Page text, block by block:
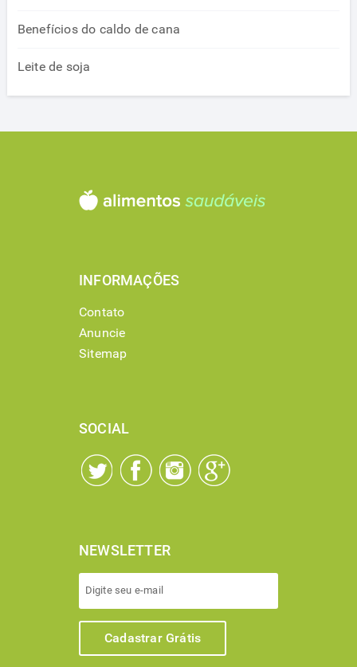
Benefícios do caldo de cana
Leite de soja
INFORMAÇÕES
Contato
Anuncie
Sitemap
SOCIAL
NEWSLETTER